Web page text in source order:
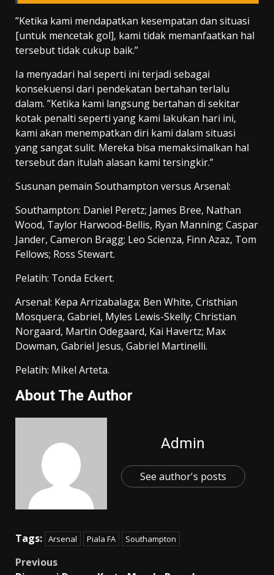
‎”Ketika kami mendapatkan kesempatan dan situasi
[untuk mencetak gol], kami tidak memanfaatkan hal
tersebut tidak cukup baik.”
Ia menyadari hal seperti ini terjadi sebagai
konsekuensi dari pendekatan bertahan terlalu
dalam. ‎”Ketika kami langsung bertahan di sekitar
kotak penalti seperti yang kami lakukan hari ini,
kami akan menempatkan diri kami dalam situasi
yang sangat sulit. Mereka bisa memaksimalkan hal
tersebut dan itulah alasan kami tersingkir.”
Susunan pemain Southampton versus Arsenal:
Southampton: Daniel Peretz; James Bree, Nathan
Wood, Taylor Harwood-Bellis, Ryan Manning; Caspar
Jander, Cameron Bragg; Leo Scienza, Finn Azaz, Tom
Fellows; Ross Stewart.
Pelatih: Tonda Eckert.
Arsenal: Kepa Arrizabalaga; Ben White, Cristhian
Mosquera, Gabriel, Myles Lewis-Skelly; Christian
Norgaard, Martin Odegaard, Kai Havertz; Max
Dowman, Gabriel Jesus, Gabriel Martinelli.
Pelatih: Mikel Arteta.
About The Author
Admin
See author's posts
Tags: Arsenal Piala FA Southampton
Post
Previous